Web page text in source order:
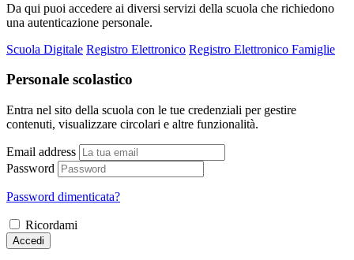
Da qui puoi accedere ai diversi servizi della scuola che richiedono
una autenticazione personale.
Scuola Digitale Registro Elettronico Registro Elettronico Famiglie
Personale scolastico
Entra nel sito della scuola con le tue credenziali per gestire
contenuti, visualizzare circolari e altre funzionalità.
Email address
Password
Password dimenticata?
Ricordami
Accedi